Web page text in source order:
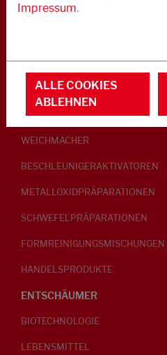
GLEITMITTEL
PEPTISATOREN
KLEBRIGMACHER /
WEICHMACHER
BESCHLEUNIGERAKTIVATOREN
METALLOXIDPRÄPARATIONEN
SCHWEFELPRÄPARATIONEN
FORMREINIGUNGSMISCHUNGEN
HANDELSPRODUKTE
ENTSCHÄUMER
BIOTECHNOLOGIE
LEBENSMITTEL
Impressum.
ALLE COOKIES
ABLEHNEN